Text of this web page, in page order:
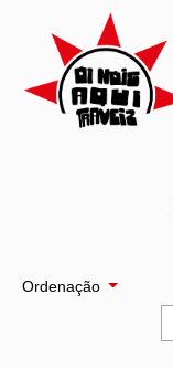
Ordenação